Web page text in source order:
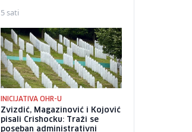
5 sati
INICIJATIVA OHR-U
Zvizdić, Magazinović i Kojović
pisali Crishocku: Traži se
poseban administrativni